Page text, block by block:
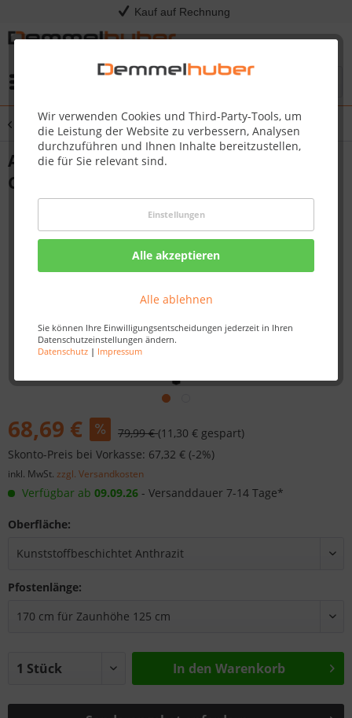
Kauf auf Rechnung
Wir verwenden Cookies und Third-Party-Tools, um
die Leistung der Website zu verbessern, Analysen
durchzuführen und Ihnen Inhalte bereitzustellen,
die für Sie relevant sind.
Einstellungen
Alle akzeptieren
Alle ablehnen
Sie können Ihre Einwilligungsentscheidungen jederzeit in Ihren
Datenschutzeinstellungen ändern.
Datenschutz| Impressum
Übersicht Alu-Vorgartenzaun CHAUSSEE
Alu-Anschlagpfosten für Alu-Einzeltor
CHAUSSEE / CIRCLE
68,69 € 79,99 €(11,30 € gespart)
Skonto-Preis bei Vorkasse: 67,32 € (-2%)
inkl. MwSt. zzgl. Versandkosten
Verfügbar ab 09.09.26 - Versanddauer 7-14 Tage*
Oberfläche:
Pfostenlänge:
In den Warenkorb